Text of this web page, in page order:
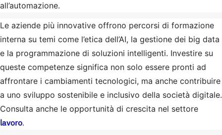
all’automazione.
Le aziende più innovative offrono percorsi di formazione
interna su temi come l’etica dell’AI, la gestione dei big data
e la programmazione di soluzioni intelligenti. Investire su
queste competenze significa non solo essere pronti ad
affrontare i cambiamenti tecnologici, ma anche contribuire
a uno sviluppo sostenibile e inclusivo della società digitale.
Consulta anche le opportunità di crescita nel settore
lavoro.